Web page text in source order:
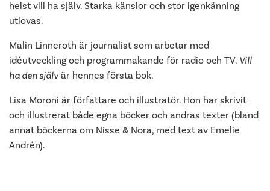
helst vill ha själv. Starka känslor och stor igenkänning
utlovas.
Malin Linneroth är journalist som arbetar med
idéutveckling och programmakande för radio och TV. Vill
ha den självär hennes första bok.
Lisa Moroni är författare och illustratör. Hon har skrivit
och illustrerat både egna böcker och andras texter (bland
annat böckerna om Nisse & Nora, med text av Emelie
Andrén).